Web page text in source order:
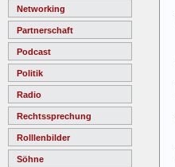
Networking
Partnerschaft
Podcast
Politik
Radio
Rechtssprechung
Rolllenbilder
Söhne